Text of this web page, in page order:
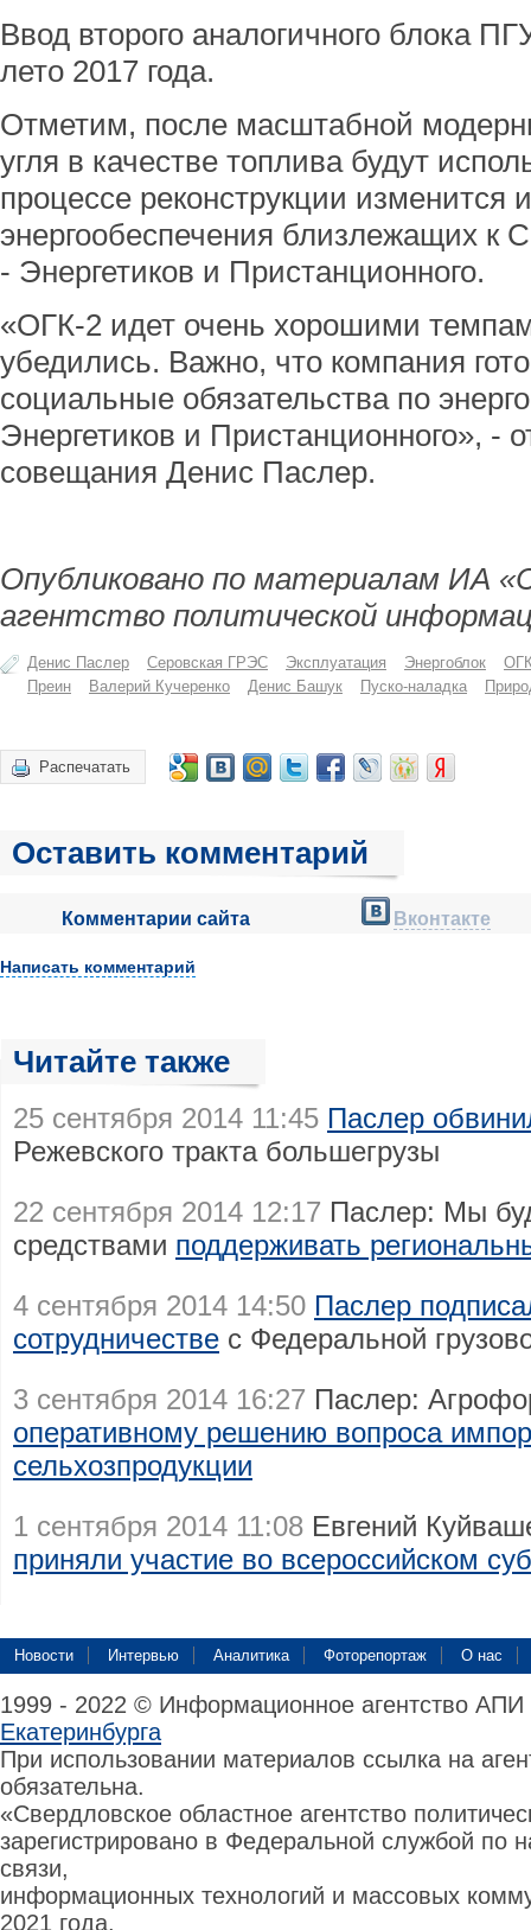
Ввод второго аналогичного блока
лето 2017 года.
Отметим, после масштабной
угля в качестве топлива будут
процессе реконструкции изменится
энергообеспечения близлежащих к
- Энергетиков и Пристанционного.
«ОГК-2 идет очень хорошими
убедились. Важно, что компания
социальные обязательства по
Энергетиков и Пристанционного», -
совещания Денис Паслер.
Опубликовано по материалам ИА
агентство политической
Денис Паслер Серовская ГРЭС Эксплуатация Энергоблок
Преин
Валерий Кучеренко Денис Башук Пуско-наладка
Распечатать
Оставить комментарий
Комментарии сайта Вконтакте
Написать комментарий
Читайте также
25 сентября 2014 11:45 Паслер
Режевского тракта большегрузы
22 сентября 2014 12:17 Паслер: Мы
средствами поддерживать
4 сентября 2014 14:50 Паслер
сотрудничестве с Федеральной
3 сентября 2014 16:27 Паслер:
оперативному решению вопроса
сельхозпродукции
1 сентября 2014 11:08 Евгений
приняли участие во всероссийском
Новости Интервью Аналитика Фоторепортаж О нас
1999 - 2022 © Информационное агентство
Екатеринбурга
При использовании материалов ссылка на
обязательна.
«Свердловское областное агентство
зарегистрировано в Федеральной службой по
связи,
информационных технологий и массовых
2021 года.